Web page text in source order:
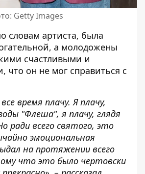
Getty Images
словам артиста, была
а молодожены
счастливыми и
что он не мог справиться с
время плачу. Я плачу,
"Флеша", я плачу, глядя
ради всего святого, это
эмоциональная
на протяжении всего
что это было чертовски